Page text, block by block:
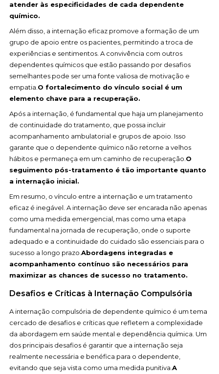
atender às especificidades de cada dependente
químico.
Além disso, a internação eficaz promove a formação de um
grupo de apoio entre os pacientes, permitindo a troca de
experiências e sentimentos. A convivência com outros
dependentes químicos que estão passando por desafios
semelhantes pode ser uma fonte valiosa de motivação e
empatia. O fortalecimento do vínculo social é um
elemento chave para a recuperação.
Após a internação, é fundamental que haja um planejamento
de continuidade do tratamento, que possa incluir
acompanhamento ambulatorial e grupos de apoio. Isso
garante que o dependente químico não retorne a velhos
hábitos e permaneça em um caminho de recuperação. O
seguimento pós-tratamento é tão importante quanto
a internação inicial.
Em resumo, o vínculo entre a internação e um tratamento
eficaz é inegável. A internação deve ser encarada não apenas
como uma medida emergencial, mas como uma etapa
fundamental na jornada de recuperação, onde o suporte
adequado e a continuidade do cuidado são essenciais para o
sucesso a longo prazo.Abordagens integradas e
acompanhamento contínuo são necessários para
maximizar as chances de sucesso no tratamento.
Desafios e Críticas à Internação Compulsória
A internação compulsória de dependente químico é um tema
cercado de desafios e críticas que refletem a complexidade
da abordagem em saúde mental e dependência química. Um
dos principais desafios é garantir que a internação seja
realmente necessária e benéfica para o dependente,
evitando que seja vista como uma medida punitiva.A